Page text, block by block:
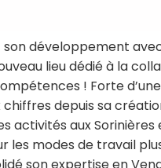
son développement
lieu dédié à la
! Forte d’une
depuis sa
activités aux
les modes de travail
son expertise en